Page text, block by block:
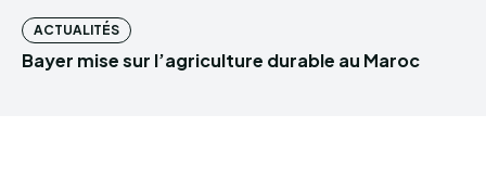
ACTUALITÉS
Bayer mise sur l’agriculture durable au Maroc